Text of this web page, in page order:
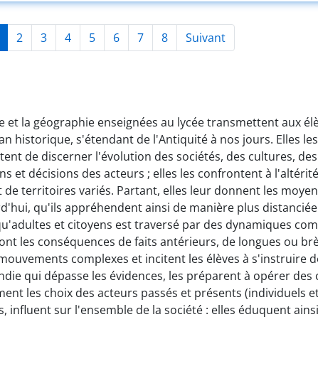
2 3 4 5 6 7 8 Suivant
la géographie enseignées au lycée transmettent aux
historique, s'étendant de l'Antiquité à nos jours. Elles
de discerner l'évolution des sociétés, des cultures,
et décisions des acteurs ; elles les confrontent à
territoires variés. Partant, elles leur donnent les
qu'ils appréhendent ainsi de manière plus
et citoyens est traversé par des dynamiques
les conséquences de faits antérieurs, de longues ou
complexes et incitent les élèves à s'instruire
qui dépasse les évidences, les préparent à opérer des
les choix des acteurs passés et présents (individuels
sur l'ensemble de la société : elles éduquent